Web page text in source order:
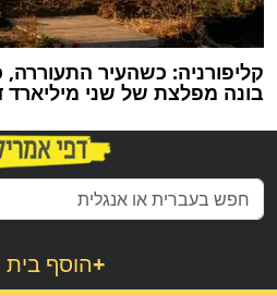
קליפורניה: כשהעיר
בונה מפלצת של שני מיליארד
הוסף+